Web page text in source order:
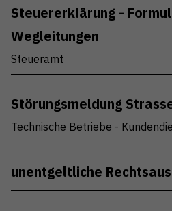
Steuererklärung -
Wegleitungen
Steueramt
Störungsmeldung
Technische Betriebe -
unentgeltliche